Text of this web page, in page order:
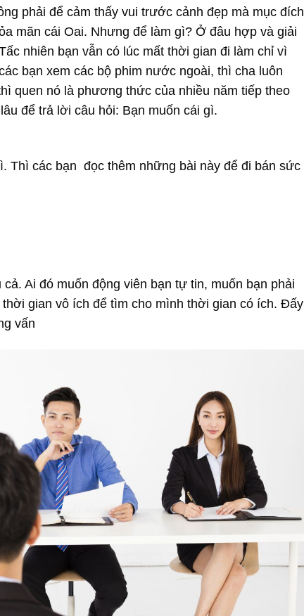
phải để cảm thấy vui trước cảnh đẹp mà mục đích
mãn cái Oai. Nhưng để làm gì? Ở đâu hợp và giải
nhiên bạn vẫn có lúc mất thời gian đi làm chỉ vì
bạn xem các bộ phim nước ngoài, thì cha luôn
quen nó là phương thức của nhiều năm tiếp theo
để trả lời câu hỏi: Bạn muốn cái gì.
Thì các bạn đọc thêm những bài này để đi bán sức
Ai đó muốn động viên bạn tự tin, muốn bạn phải
gian vô ích để tìm cho mình thời gian có ích. Đấy
vấn